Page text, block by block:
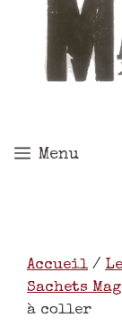
Menu
Accueil/
Sachets
à coller